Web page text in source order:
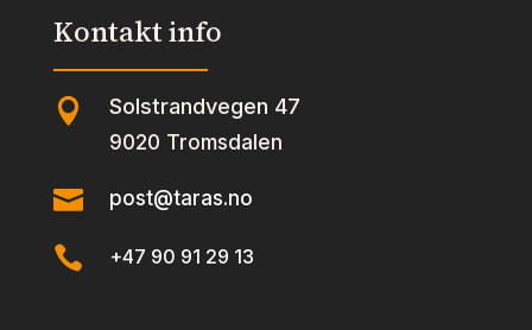
Kontakt info
 Solstrandvegen 47
9020 Tromsdalen
 post@taras.no
 +47 90 91 29 13